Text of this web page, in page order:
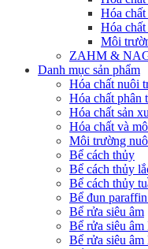
Hóa
Hóa
Môi
ZAHM &
Danh mục sản phẩm
Hóa chất nuôi
Hóa chất phân
Hóa chất sản
Hóa chất và
Môi trường
Bể cách thủy
Bể cách thủy
Bể cách thủy
Bể đun
Bể rửa siêu âm
Bể rửa siêu âm
Bể rửa siêu âm